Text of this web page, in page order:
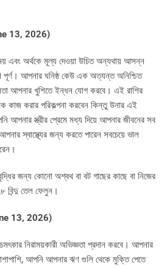
13, 2026)
এবং অর্থকে মূল্য দেওয়া উচিত অন্যথায় আসন্ন
পূর্ণ। আপনার ঘনিষ্ঠ কেউ এক অত্যন্ত অনিশ্চিত
আপনার খুশিতে ইন্ধন যোগ করবে। এই রাশির
কাজ করার পরিকল্পনা করবেন কিন্তু উনার এই
আপনার স্ত্রীর প্রেমে মধ্য দিয়ে আপনার জীবনের সব
স্বাস্থ্যের জন্য করতে পারেন সবচেয়ে ভাল
জন্য কোনো অশ্বথ বা বট গাছের কাছে বা নিজের
বিন্দু তেল ফেলুন।
13, 2026)
নিরাময়কারী অভিজ্ঞতা প্রদান করবে। আপনার
আপনি আপনার ঋণ গুলি থেকে মুক্তি পেতে